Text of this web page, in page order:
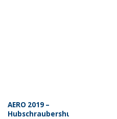
AERO 2019 –
Hubschraubershuttle